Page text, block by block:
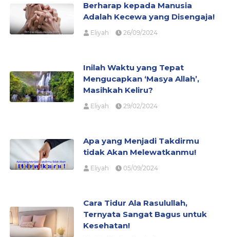
Berharap kepada Manusia
Adalah Kecewa yang Disengaja!
Eliyah 26/09/2024
Inilah Waktu yang Tepat
Mengucapkan ‘Masya Allah’,
Masihkah Keliru?
Eliyah 29/02/2024
Apa yang Menjadi Takdirmu
tidak Akan Melewatkanmu!
Eliyah 05/09/2024
Cara Tidur Ala Rasulullah,
Ternyata Sangat Bagus untuk
Kesehatan!